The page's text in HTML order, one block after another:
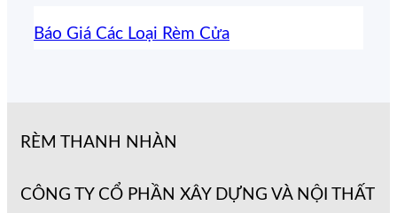
Báo Giá Các Loại Rèm Cửa
RÈM THANH NHÀN
CÔNG TY CỔ PHẦN XÂY DỰNG VÀ NỘI THẤT